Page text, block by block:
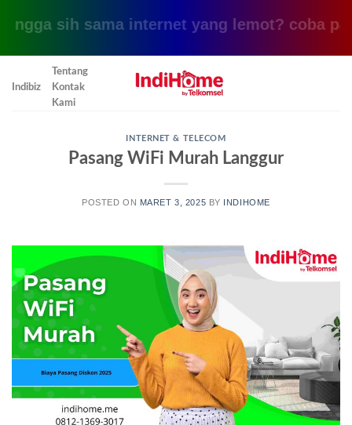
sih sama internet yang lemot? coba pake
Indibiz
Tentang
Kontak
Kami
INTERNET & TELECOM
Pasang WiFi Murah Langgur
POSTED ON MARET 3, 2025 BY INDIHOME